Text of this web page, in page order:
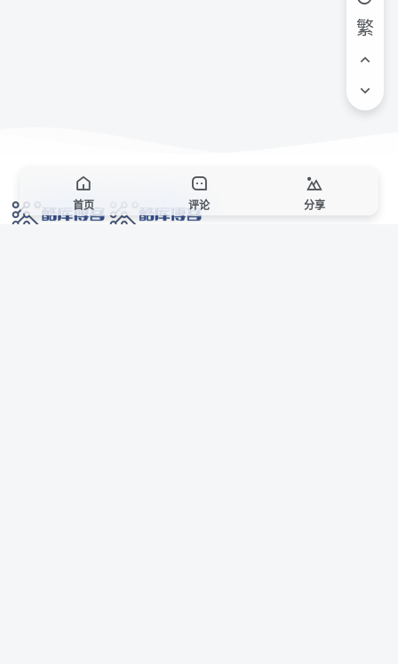
繁
首页 评论 分享